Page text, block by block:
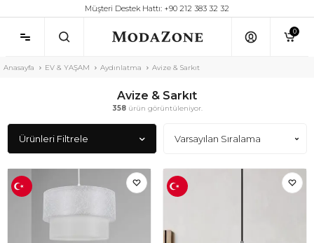
Müşteri Destek Hattı: +90 212 383 32 32
0
Anasayfa EV & YAŞAM Aydınlatma Avize & Sarkıt
Avize & Sarkıt
358ürün görüntüleniyor.
Ürünleri Filtrele